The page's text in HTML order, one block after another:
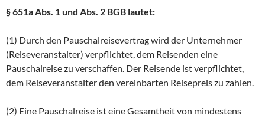
§ 651a Abs. 1 und Abs. 2 BGB lautet:
(1) Durch den Pauschalreisevertrag wird der Unternehmer
(Reiseveranstalter) verpflichtet, dem Reisenden eine
Pauschalreise zu verschaffen. Der Reisende ist verpflichtet,
dem Reiseveranstalter den vereinbarten Reisepreis zu zahlen.
(2) Eine Pauschalreise ist eine Gesamtheit von mindestens